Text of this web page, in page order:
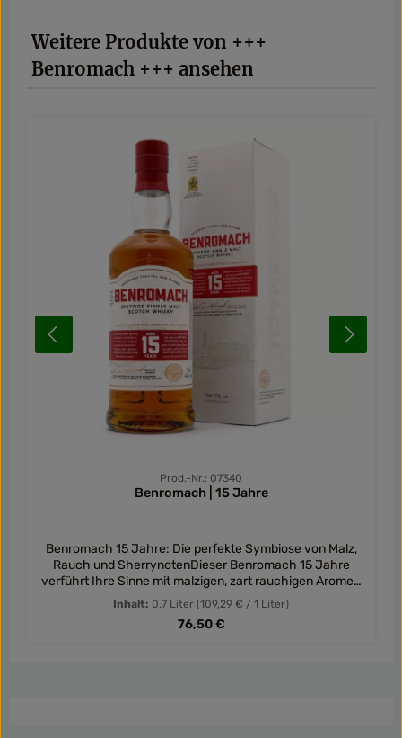
Produktgalerie überspringen
Weitere Produkte von +++
Benromach +++ ansehen
Prod.-Nr.: 07340
Benromach | 15 Jahre
Benromach 15 Jahre: Die perfekte Symbiose von Malz,
Rauch und SherrynotenDieser Benromach 15 Jahre
verführt Ihre Sinne mit malzigen, zart rauchigen Aromen
und vollmundigen Sherrynoten. Dank 15 Jahren
sorgfältiger Reifung bietet er Ihnen eine Vielfalt an
Geschmackserlebnissen, die es zu entdecken
Inhalt: 0.7 Liter (109,29 € / 1 Liter)
Regulärer Preis:
76,50 €